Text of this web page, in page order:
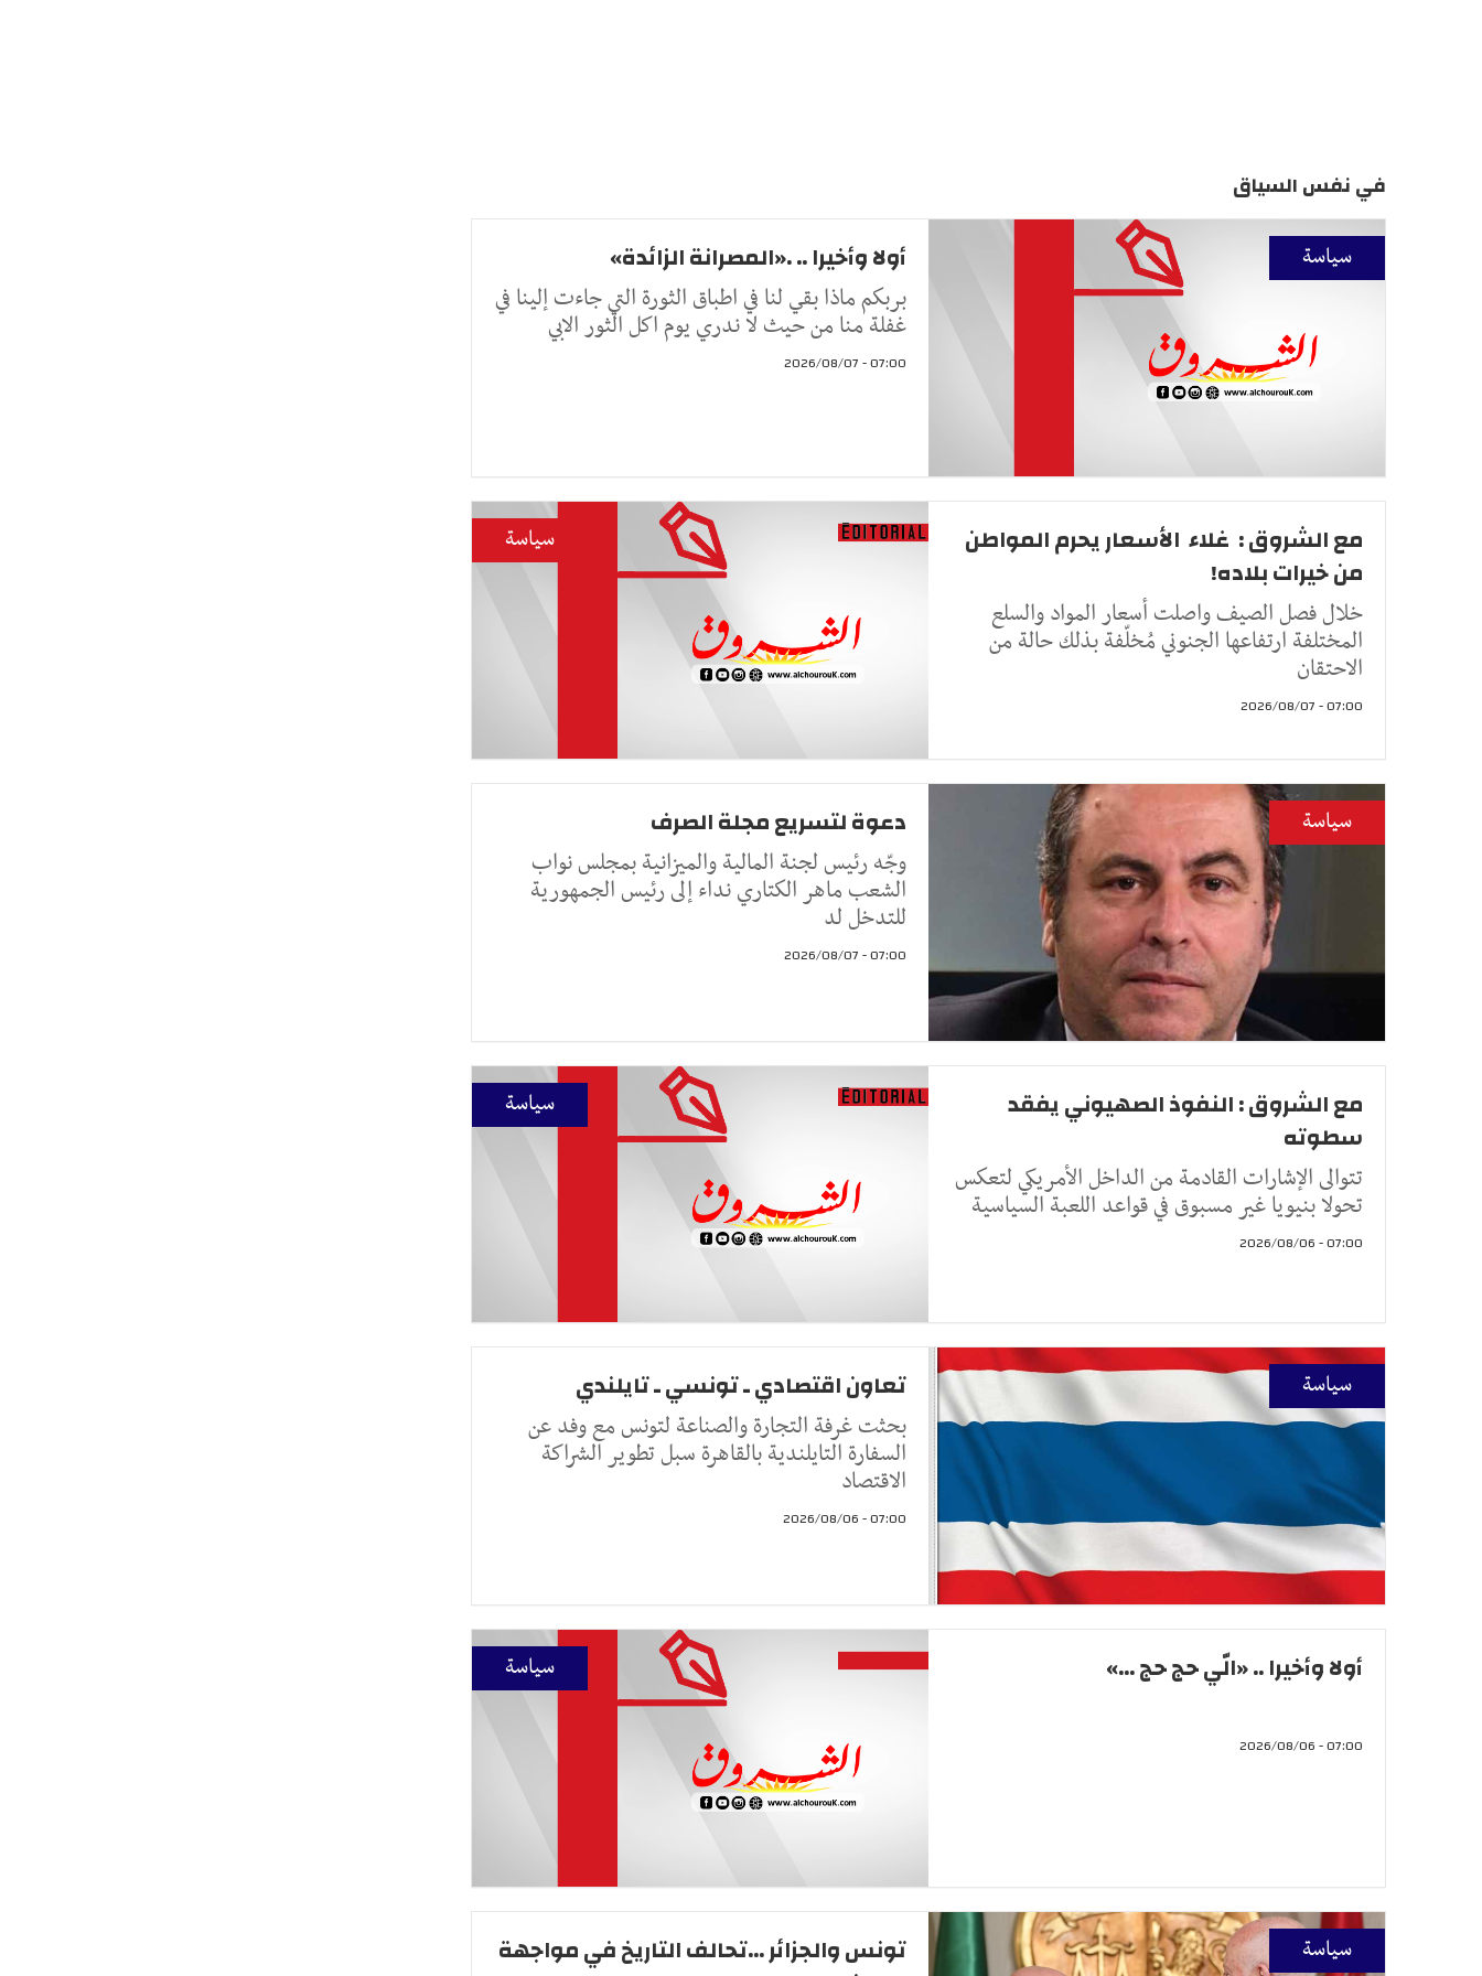
في نفس السياق
سياسة
أولا وأخيرا .. .«المصرانة الزائدة»
بربكم ماذا بقي لنا في اطباق الثورة التي جاءت إلينا في
غفلة منا من حيث لا ندري يوم اكل الثور الابي
07:00 - 2026/08/07
سياسة
مع الشروق : غلاء الأسعار يحرم المواطن
من خيرات بلاده!
خلال فصل الصيف واصلت أسعار المواد والسلع
المختلفة ارتفاعها الجنوني مُخلّفة بذلك حالة من
الاحتقان
07:00 - 2026/08/07
سياسة دعوة لتسريع مجلة الصرف
وجّه رئيس لجنة المالية والميزانية بمجلس نواب
الشعب ماهر الكتاري نداء إلى رئيس الجمهورية
للتدخل لد
07:00 - 2026/08/07
سياسة
مع الشروق : النفوذ الصهيوني يفقد
سطوته
تتوالى الإشارات القادمة من الداخل الأمريكي لتعكس
تحولا بنيويا غير مسبوق في قواعد اللعبة السياسية
07:00 - 2026/08/06
سياسة تعاون اقتصادي ـ تونسي ـ تايلندي
بحثت غرفة التجارة والصناعة لتونس مع وفد عن
السفارة التايلندية بالقاهرة سبل تطوير الشراكة
الاقتصاد
07:00 - 2026/08/06
سياسة أولا وأخيرا .. «الّي حج حج ...»
07:00 - 2026/08/06
سياسة
تونس والجزائر ...تحالف التاريخ في مواجهة